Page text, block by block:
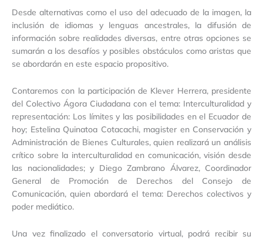
Desde alternativas como el uso del adecuado de la imagen, la
inclusión de idiomas y lenguas ancestrales, la difusión de
información sobre realidades diversas, entre otras opciones se
sumarán a los desafíos y posibles obstáculos como aristas que
se abordarán en este espacio propositivo.
Contaremos con la participación de Klever Herrera, presidente
del Colectivo Ágora Ciudadana con el tema: Interculturalidad y
representación: Los límites y las posibilidades en el Ecuador de
hoy; Estelina Quinatoa Cotacachi, magister en Conservación y
Administración de Bienes Culturales, quien realizará un análisis
crítico sobre la interculturalidad en comunicación, visión desde
las nacionalidades; y Diego Zambrano Álvarez, Coordinador
General de Promoción de Derechos del Consejo de
Comunicación, quien abordará el tema: Derechos colectivos y
poder mediático.
Una vez finalizado el conversatorio virtual, podrá recibir su